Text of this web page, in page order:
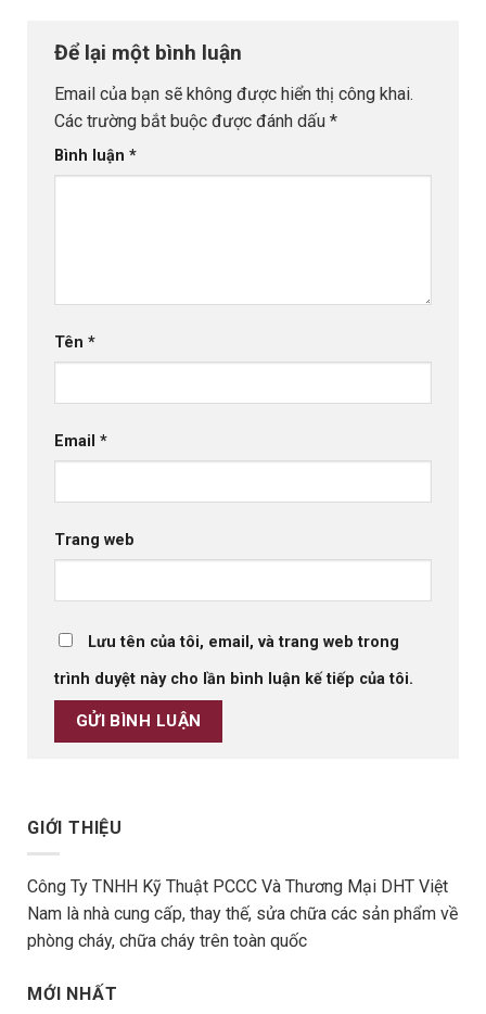
Để lại một bình luận
Email của bạn sẽ không được hiển thị công khai.
Các trường bắt buộc được đánh dấu *
Bình luận *
Tên *
Email *
Trang web
Lưu tên của tôi, email, và trang web trong
trình duyệt này cho lần bình luận kế tiếp của tôi.
GIỚI THIỆU
Công Ty TNHH Kỹ Thuật PCCC Và Thương Mại DHT Việt
Nam là nhà cung cấp, thay thế, sửa chữa các sản phẩm về
phòng cháy, chữa cháy trên toàn quốc
MỚI NHẤT